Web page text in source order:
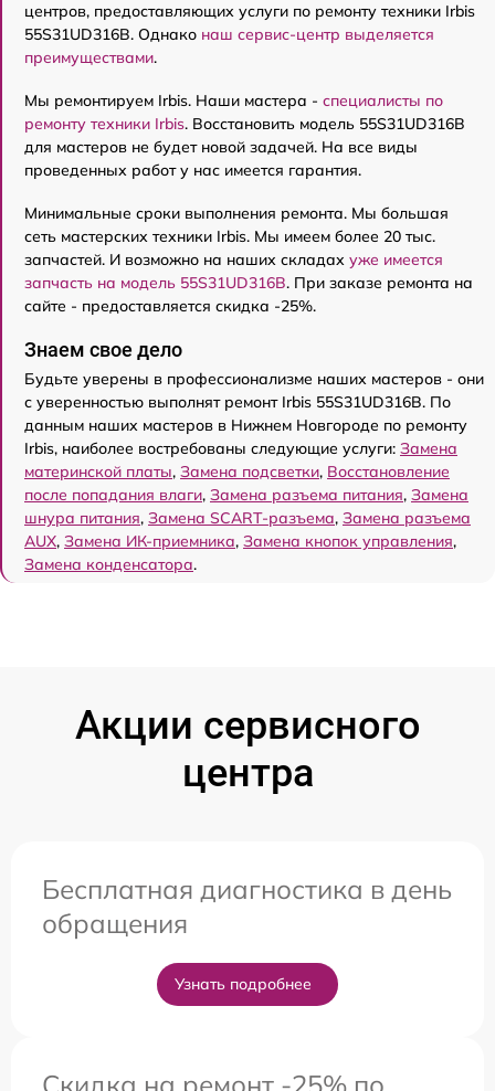
центров, предоставляющих услуги по ремонту техники Irbis
55S31UD316B. Однако наш сервис-центр выделяется
преимуществами.
Мы ремонтируем Irbis. Наши мастера - специалисты по
ремонту техники Irbis. Восстановить модель 55S31UD316B
для мастеров не будет новой задачей. На все виды
проведенных работ у нас имеется гарантия.
Минимальные сроки выполнения ремонта. Мы большая
сеть мастерских техники Irbis. Мы имеем более 20 тыс.
запчастей. И возможно на наших складах уже имеется
запчасть на модель 55S31UD316B. При заказе ремонта на
сайте - предоставляется скидка -25%.
Знаем свое дело
Будьте уверены в профессионализме наших мастеров - они
с уверенностью выполнят ремонт Irbis 55S31UD316B. По
данным наших мастеров в Нижнем Новгороде по ремонту
Irbis, наиболее востребованы следующие услуги: Замена
материнской платы, Замена подсветки, Восстановление
после попадания влаги, Замена разъема питания, Замена
шнура питания, Замена SCART-разъема, Замена разъема
AUX, Замена ИК-приемника, Замена кнопок управления,
Замена конденсатора.
Акции сервисного
центра
Бесплатная диагностика в день
обращения
Узнать подробнее